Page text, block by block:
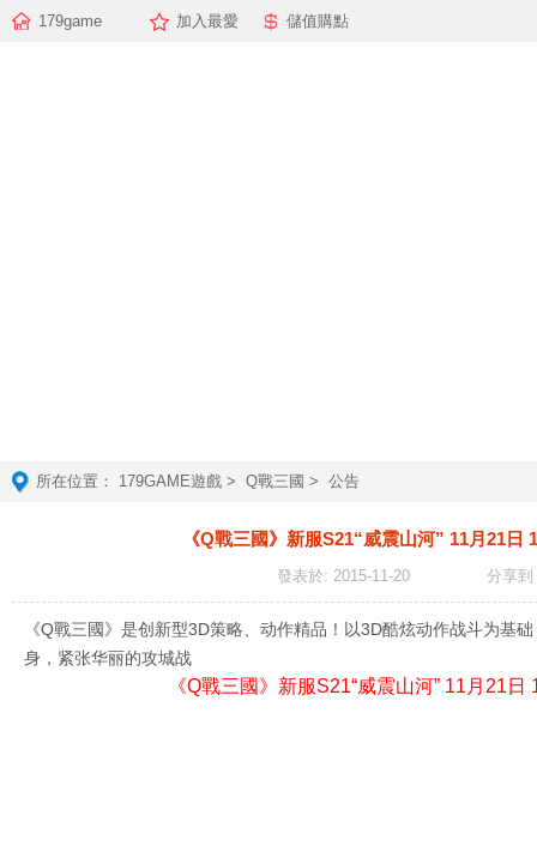
179game 加入最愛 儲值購點
所在位置： 179GAME遊戲 > Q戰三國 > 公告
《Q戰三國》新服S21“威震山河” 11月21日
發表於: 2015-11-20 分享
《Q戰三國》是创新型3D策略、动作精品！以3D酷炫动作战斗为基
身，紧张华丽的攻城战
《Q戰三國》新服S21“威震山河” 11月21